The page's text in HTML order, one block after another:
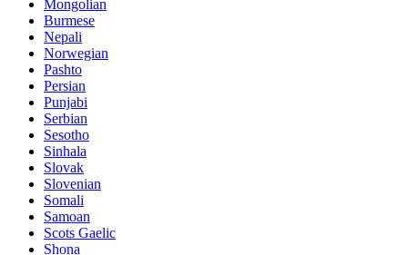
Mongolian
Burmese
Nepali
Norwegian
Pashto
Persian
Punjabi
Serbian
Sesotho
Sinhala
Slovak
Slovenian
Somali
Samoan
Scots Gaelic
Shona